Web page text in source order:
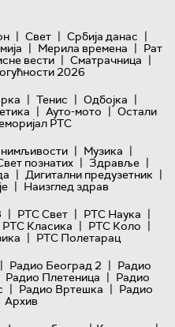
| Свет | Србија данас |
| Мерила времена | Рат
вести | Сматрачница |
2026
| Тенис | Одбојка |
| Ауто-мото | Остали
РТС
| Музика |
познатих | Здравље |
| Дигитални предузетник |
| Наизглед здрав
| РТС Свет | РТС Наука |
РТС Класика | РТС Коло |
| РТС Полетарац
| Радио Београд 2 | Радио
Радио Плетеница | Радио
| Радио Вртешка | Радио
Архив